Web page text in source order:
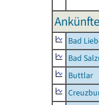
Bad
Bad
Buttlar